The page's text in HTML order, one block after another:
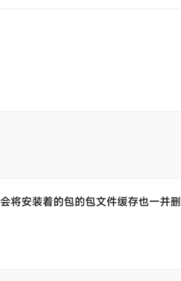
将安装着的包的包文件缓存也一并删